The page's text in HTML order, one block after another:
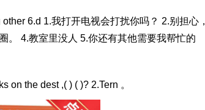
6.d 1.我打开电视会打扰你吗？ 2.别担心，
。 4.教室里没人 5.你还有其他需要我帮忙的
the dest ,( ) ( )? 2.Tern 。